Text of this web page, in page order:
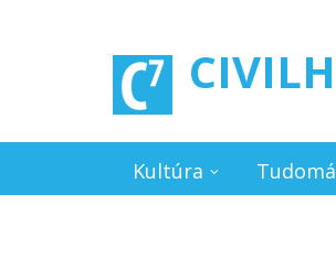
Kultúra